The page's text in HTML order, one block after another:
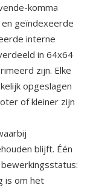
komma
geïndexeerde
interne
in 64x64
zijn. Elke
opgeslagen
of kleiner zijn
blijft. Één
is om het